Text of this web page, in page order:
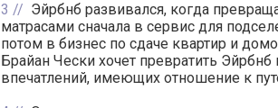
3
Эйрбнб развивался, когда
матрасами сначала в сервис для
потом в бизнес по сдаче квартир и
Брайан Чески хочет превратить
впечатлений, имеющих отношение к